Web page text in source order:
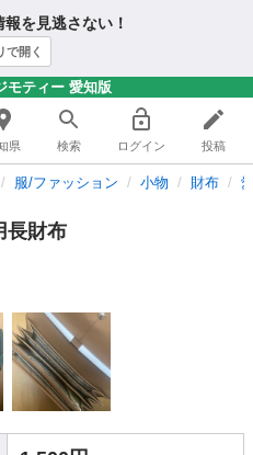
を見逃さない！
で開く
モティー 愛知版
県 検索 ログイン 投稿
服/ファッション 小物 財布
長財布